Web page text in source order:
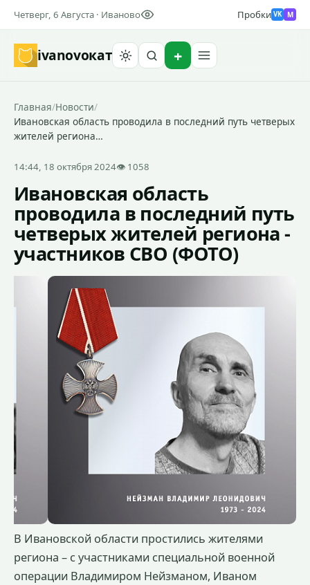
Четверг, 6 Августа · Иваново Пробки VK M
ivanovoкат
Главная/Новости/
Ивановская область проводила в последний путь четверых
жителей региона…
14:44, 18 октября 2024👁 1058
Ивановская область
проводила в последний путь
четверых жителей региона -
участников СВО (ФОТО)
В Ивановской области простились жителями
региона – с участниками специальной военной
операции Владимиром Нейзманом, Иваном